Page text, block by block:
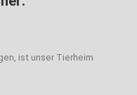
ist unser Tierheim